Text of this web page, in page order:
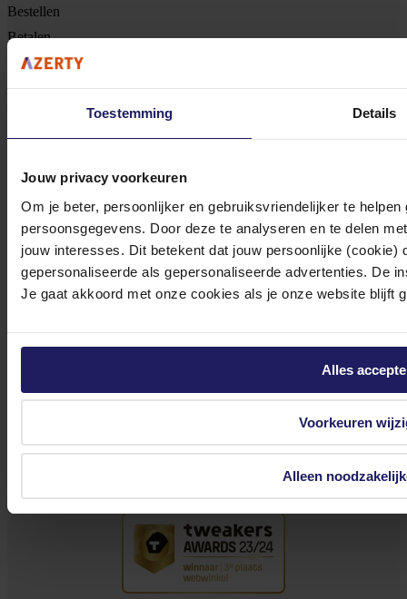
Toestemming Details
Jouw privacy voorkeuren
Om je beter, persoonlijker en gebruiksvriendelijker te
persoonsgegevens. Door deze te analyseren en te delen
jouw interesses. Dit betekent dat jouw persoonlijke (cookie)
gepersonaliseerde als gepersonaliseerde advertenties. De
Je gaat akkoord met onze cookies als je onze website blijft
Alles
Voorkeuren
Alleen
Bestellen
Betalen
Bezorgen
Retouren
Garantie & reparatie
Over Azerty
Over ons
Openingstijden
Contact
Werken bij Azerty
Maatschappelijk
Historie
Algemeen
Zakelijk bestellen